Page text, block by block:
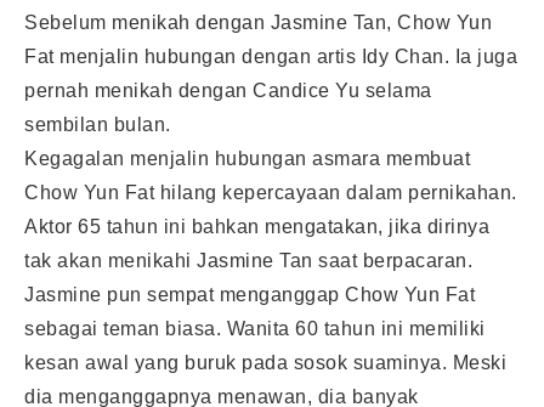
Sebelum menikah dengan Jasmine Tan, Chow Yun
Fat menjalin hubungan dengan artis Idy Chan. Ia juga
pernah menikah dengan Candice Yu selama
sembilan bulan.
Kegagalan menjalin hubungan asmara membuat
Chow Yun Fat hilang kepercayaan dalam pernikahan.
Aktor 65 tahun ini bahkan mengatakan, jika dirinya
tak akan menikahi Jasmine Tan saat berpacaran.
Jasmine pun sempat menganggap Chow Yun Fat
sebagai teman biasa. Wanita 60 tahun ini memiliki
kesan awal yang buruk pada sosok suaminya. Meski
dia menganggapnya menawan, dia banyak